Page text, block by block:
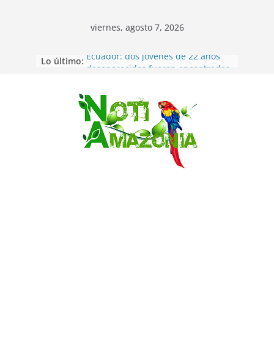
Saltar
viernes, agosto 7, 2026
Lo último: Ecuador: dos jóvenes de 22 años
Sentencian a 34 años de prisión a
implicados en caso de Alison,
oriunda de Tena
Vozinha, el arquero sensación de
cabo Verde, ya llegó para
incorporarse a Colo Colo de Chile
Pastaza: la parroquia Diez de